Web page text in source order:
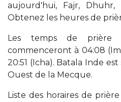
aujourd'hui, Fajr, Dhuhr,
Obtenez les heures de
Les temps de prière
commenceront à 04:08
20:51 (Icha). Batala Inde
Ouest de la Mecque.
Liste des horaires de